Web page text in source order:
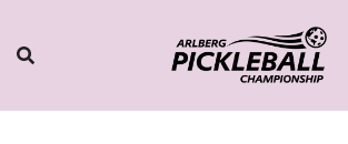
Inhalt
springen